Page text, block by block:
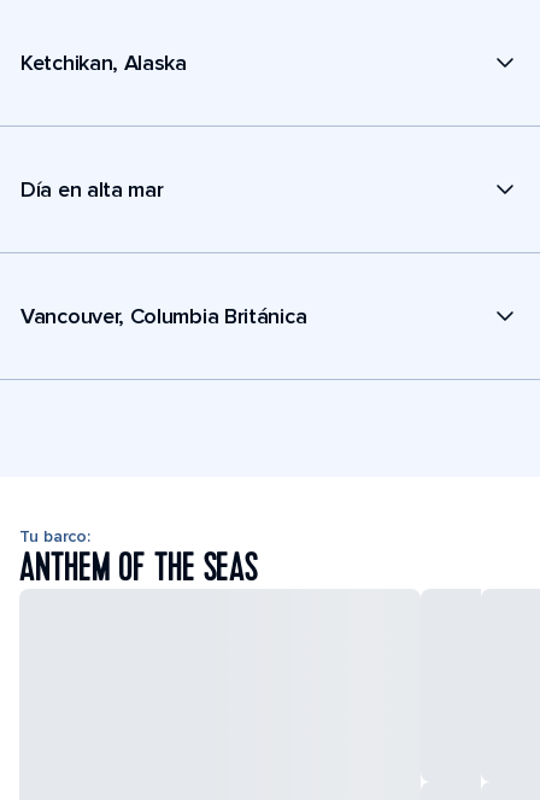
Ketchikan, Alaska
Día en alta mar
Vancouver, Columbia Británica
Tu barco:
ANTHEM OF THE SEAS